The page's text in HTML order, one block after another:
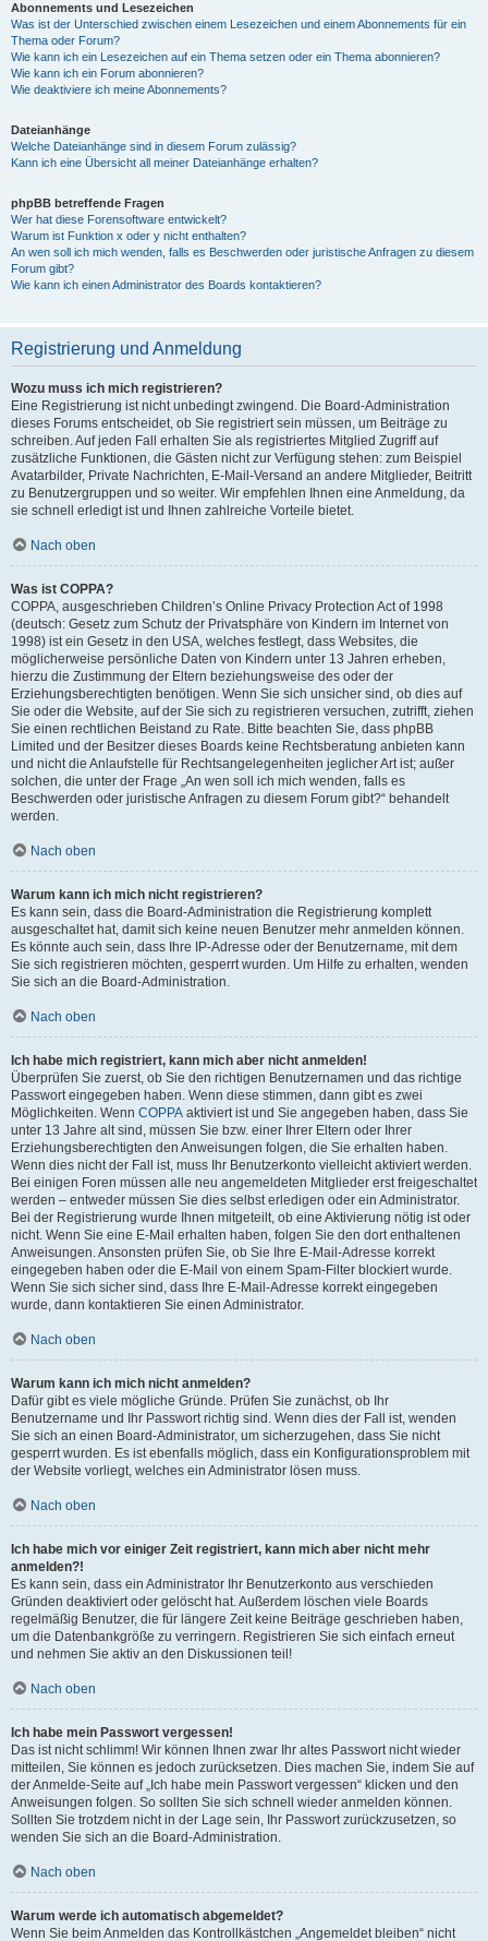
Abonnements und Lesezeichen
Was ist der Unterschied zwischen einem Lesezeichen und einem Abonnements für ein
Thema oder Forum?
Wie kann ich ein Lesezeichen auf ein Thema setzen oder ein Thema abonnieren?
Wie kann ich ein Forum abonnieren?
Wie deaktiviere ich meine Abonnements?
Dateianhänge
Welche Dateianhänge sind in diesem Forum zulässig?
Kann ich eine Übersicht all meiner Dateianhänge erhalten?
phpBB betreffende Fragen
Wer hat diese Forensoftware entwickelt?
Warum ist Funktion x oder y nicht enthalten?
An wen soll ich mich wenden, falls es Beschwerden oder juristische Anfragen zu diesem
Forum gibt?
Wie kann ich einen Administrator des Boards kontaktieren?
Registrierung und Anmeldung
Wozu muss ich mich registrieren?
Eine Registrierung ist nicht unbedingt zwingend. Die Board-Administration
dieses Forums entscheidet, ob Sie registriert sein müssen, um Beiträge zu
schreiben. Auf jeden Fall erhalten Sie als registriertes Mitglied Zugriff auf
zusätzliche Funktionen, die Gästen nicht zur Verfügung stehen: zum Beispiel
Avatarbilder, Private Nachrichten, E-Mail-Versand an andere Mitglieder, Beitritt
zu Benutzergruppen und so weiter. Wir empfehlen Ihnen eine Anmeldung, da
sie schnell erledigt ist und Ihnen zahlreiche Vorteile bietet.
Nach oben
Was ist COPPA?
COPPA, ausgeschrieben Children’s Online Privacy Protection Act of 1998
(deutsch: Gesetz zum Schutz der Privatsphäre von Kindern im Internet von
1998) ist ein Gesetz in den USA, welches festlegt, dass Websites, die
möglicherweise persönliche Daten von Kindern unter 13 Jahren erheben,
hierzu die Zustimmung der Eltern beziehungsweise des oder der
Erziehungsberechtigten benötigen. Wenn Sie sich unsicher sind, ob dies auf
Sie oder die Website, auf der Sie sich zu registrieren versuchen, zutrifft, ziehen
Sie einen rechtlichen Beistand zu Rate. Bitte beachten Sie, dass phpBB
Limited und der Besitzer dieses Boards keine Rechtsberatung anbieten kann
und nicht die Anlaufstelle für Rechtsangelegenheiten jeglicher Art ist; außer
solchen, die unter der Frage „An wen soll ich mich wenden, falls es
Beschwerden oder juristische Anfragen zu diesem Forum gibt?“ behandelt
werden.
Nach oben
Warum kann ich mich nicht registrieren?
Es kann sein, dass die Board-Administration die Registrierung komplett
ausgeschaltet hat, damit sich keine neuen Benutzer mehr anmelden können.
Es könnte auch sein, dass Ihre IP-Adresse oder der Benutzername, mit dem
Sie sich registrieren möchten, gesperrt wurden. Um Hilfe zu erhalten, wenden
Sie sich an die Board-Administration.
Nach oben
Ich habe mich registriert, kann mich aber nicht anmelden!
Überprüfen Sie zuerst, ob Sie den richtigen Benutzernamen und das richtige
Passwort eingegeben haben. Wenn diese stimmen, dann gibt es zwei
Möglichkeiten. Wenn COPPA aktiviert ist und Sie angegeben haben, dass Sie
unter 13 Jahre alt sind, müssen Sie bzw. einer Ihrer Eltern oder Ihrer
Erziehungsberechtigten den Anweisungen folgen, die Sie erhalten haben.
Wenn dies nicht der Fall ist, muss Ihr Benutzerkonto vielleicht aktiviert werden.
Bei einigen Foren müssen alle neu angemeldeten Mitglieder erst freigeschaltet
werden – entweder müssen Sie dies selbst erledigen oder ein Administrator.
Bei der Registrierung wurde Ihnen mitgeteilt, ob eine Aktivierung nötig ist oder
nicht. Wenn Sie eine E-Mail erhalten haben, folgen Sie den dort enthaltenen
Anweisungen. Ansonsten prüfen Sie, ob Sie Ihre E-Mail-Adresse korrekt
eingegeben haben oder die E-Mail von einem Spam-Filter blockiert wurde.
Wenn Sie sich sicher sind, dass Ihre E-Mail-Adresse korrekt eingegeben
wurde, dann kontaktieren Sie einen Administrator.
Nach oben
Warum kann ich mich nicht anmelden?
Dafür gibt es viele mögliche Gründe. Prüfen Sie zunächst, ob Ihr
Benutzername und Ihr Passwort richtig sind. Wenn dies der Fall ist, wenden
Sie sich an einen Board-Administrator, um sicherzugehen, dass Sie nicht
gesperrt wurden. Es ist ebenfalls möglich, dass ein Konfigurationsproblem mit
der Website vorliegt, welches ein Administrator lösen muss.
Nach oben
Ich habe mich vor einiger Zeit registriert, kann mich aber nicht mehr
anmelden?!
Es kann sein, dass ein Administrator Ihr Benutzerkonto aus verschieden
Gründen deaktiviert oder gelöscht hat. Außerdem löschen viele Boards
regelmäßig Benutzer, die für längere Zeit keine Beiträge geschrieben haben,
um die Datenbankgröße zu verringern. Registrieren Sie sich einfach erneut
und nehmen Sie aktiv an den Diskussionen teil!
Nach oben
Ich habe mein Passwort vergessen!
Das ist nicht schlimm! Wir können Ihnen zwar Ihr altes Passwort nicht wieder
mitteilen, Sie können es jedoch zurücksetzen. Dies machen Sie, indem Sie auf
der Anmelde-Seite auf „Ich habe mein Passwort vergessen“ klicken und den
Anweisungen folgen. So sollten Sie sich schnell wieder anmelden können.
Sollten Sie trotzdem nicht in der Lage sein, Ihr Passwort zurückzusetzen, so
wenden Sie sich an die Board-Administration.
Nach oben
Warum werde ich automatisch abgemeldet?
Wenn Sie beim Anmelden das Kontrollkästchen „Angemeldet bleiben“ nicht